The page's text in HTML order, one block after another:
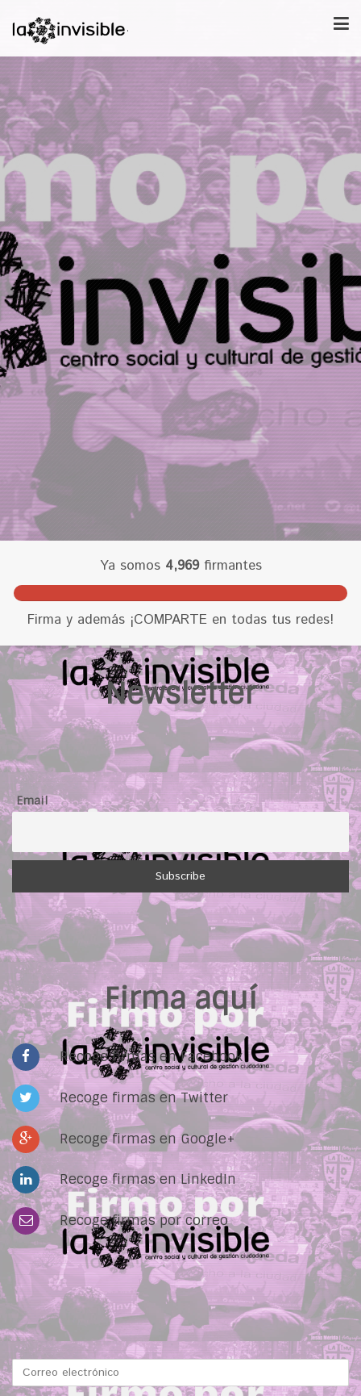
Ya somos 4,969firmantes
1
2
4
.
2
2
5
Firma y además ¡COMPARTE en todas tus redes!
Newsletter
Email
Firma aquí
Recoge firmas en Facebook
Recoge firmas en Twitter
Recoge firmas en Google+
Recoge firmas en LinkedIn
Recoge firmas por correo